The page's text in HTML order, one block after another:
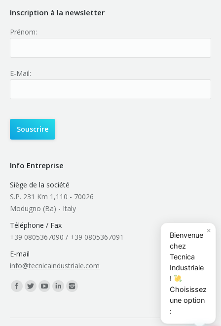
Inscription à la newsletter
Prénom:
E-Mail:
Info Entreprise
Siège de la société
S.P. 231 Km 1,110 - 70026
Modugno (Ba) - Italy
Téléphone / Fax
+39 0805367090 / +39 0805367091
E-mail
info@tecnicaindustriale.com
Trouvez nous sur :
×
Bienvenue
chez
Tecnica
Industriale
!
Choisissez
une option
: